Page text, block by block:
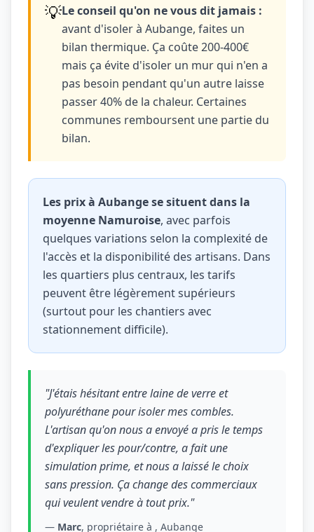
💡Le conseil qu'on ne vous dit jamais :
avant d'isoler à Aubange, faites un
bilan thermique. Ça coûte 200-400€
mais ça évite d'isoler un mur qui n'en a
pas besoin pendant qu'un autre laisse
passer 40% de la chaleur. Certaines
communes remboursent une partie du
bilan.
Les prix à Aubange se situent dans la
moyenne Namuroise, avec parfois
quelques variations selon la complexité de
l'accès et la disponibilité des artisans. Dans
les quartiers plus centraux, les tarifs
peuvent être légèrement supérieurs
(surtout pour les chantiers avec
stationnement difficile).
"J'étais hésitant entre laine de verre et
polyuréthane pour isoler mes combles.
L'artisan qu'on nous a envoyé a pris le temps
d'expliquer les pour/contre, a fait une
simulation prime, et nous a laissé le choix
sans pression. Ça change des commerciaux
qui veulent vendre à tout prix."
— Marc, propriétaire à , Aubange